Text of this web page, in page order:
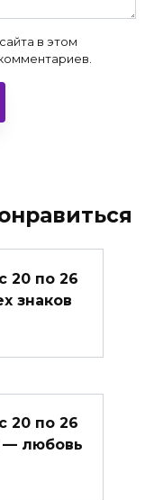
в этом
20 по 26
знаков
20 по 26
— любовь